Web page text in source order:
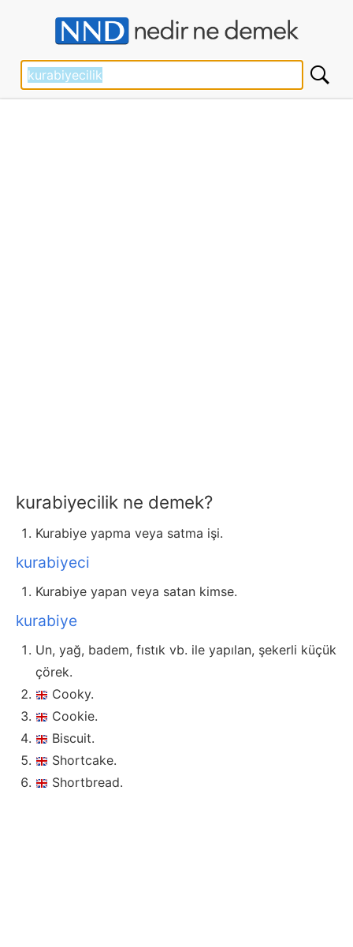
kurabiyecilik ne demek?
Kurabiye yapma veya satma işi.
kurabiyeci
Kurabiye yapan veya satan kimse.
kurabiye
Un, yağ, badem, fıstık vb. ile yapılan, şekerli küçük
çörek.
Cooky.
Cookie.
Biscuit.
Shortcake.
Shortbread.